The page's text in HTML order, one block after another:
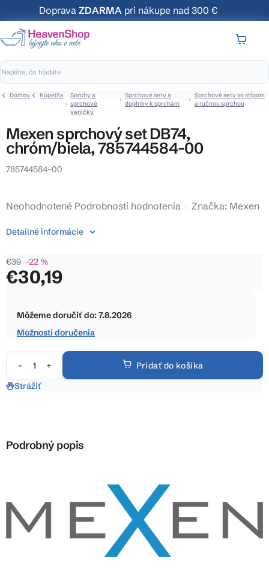
na
obsah
Doprava ZDARMA pri nákupe nad 300 €
KOŠÍK
Domov Kúpeľňa
Sprchy a
sprchové
vaničky
Sprchové sety a
doplnky k sprchám
Sprchové sety so stĺpom
a ručnou sprchou
Mexen sprchový set DB74,
chróm/biela, 785744584-00
785744584-00
Priemerné
produktu
0,0
z
Neohodnotené Podrobnosti hodnotenia Značka: Mexen
€39 –22 %
€30,19
cena:
Môžeme doručiť do:7.8.2026
Možnosti doručenia
Pridať do košíka
Detailné informácie
Strážiť
Podrobný popis